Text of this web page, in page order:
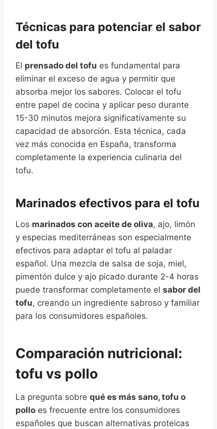
Técnicas para potenciar el sabor
del tofu
El prensado del tofu es fundamental para
eliminar el exceso de agua y permitir que
absorba mejor los sabores. Colocar el tofu
entre papel de cocina y aplicar peso durante
15-30 minutos mejora significativamente su
capacidad de absorción. Esta técnica, cada
vez más conocida en España, transforma
completamente la experiencia culinaria del
tofu.
Marinados efectivos para el tofu
Los marinados con aceite de oliva, ajo, limón
y especias mediterráneas son especialmente
efectivos para adaptar el tofu al paladar
español. Una mezcla de salsa de soja, miel,
pimentón dulce y ajo picado durante 2-4 horas
puede transformar completamente el sabor del
tofu, creando un ingrediente sabroso y familiar
para los consumidores españoles.
Comparación nutricional:
tofu vs pollo
La pregunta sobre qué es más sano, tofu o
pollo es frecuente entre los consumidores
españoles que buscan alternativas proteicas